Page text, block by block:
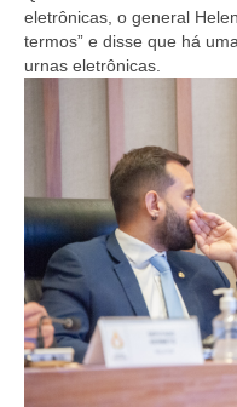
eletrônicas, o general
termos” e disse que há
urnas eletrônicas.